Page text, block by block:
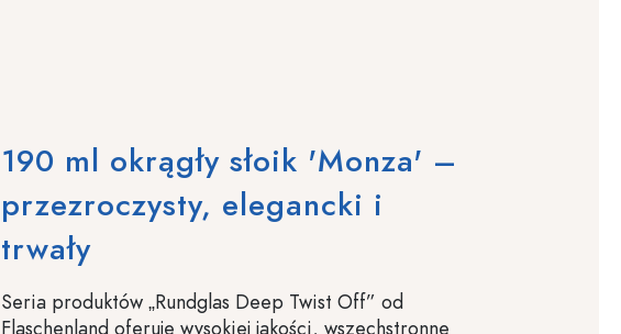
190 ml okrągły słoik 'Monza' –
przezroczysty, elegancki i
trwały
Seria produktów „Rundglas Deep Twist Off” od
Flaschenland oferuje wysokiej jakości, wszechstronne